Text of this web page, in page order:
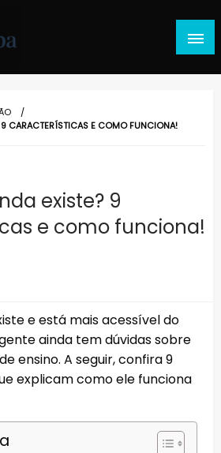
9 CARACTERÍSTICAS E COMO FUNCIONA!
existe? 9
e como funciona!
e está mais acessível do
ainda tem dúvidas sobre
ensino. A seguir, confira 9
explicam como ele funciona